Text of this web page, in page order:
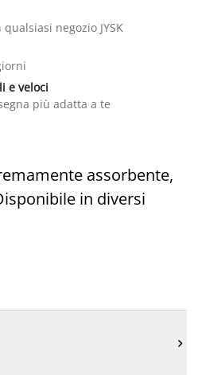
negozio JYSK
e veloci
più adatta a te
assorbente,
in diversi
